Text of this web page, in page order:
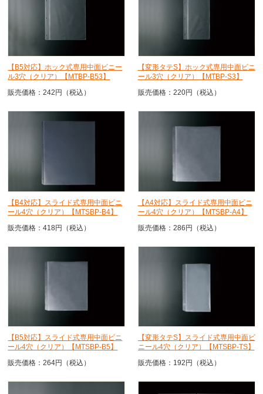
【B5対応】ホック式専用中面ビニー
ル3穴（クリア）【MTBP-B53】
販売価格：242円（税込）
【変形タテS】ホック式専用中面ビニ
ール3穴（クリア）【MTBP-S3】
販売価格：220円（税込）
【B4対応】スライド式専用中面ビニ
ール4穴（クリア）【MTSBP-B4】
販売価格：418円（税込）
【A4対応】スライド式専用中面ビニ
ール4穴（クリア）【MTSBP-A4】
販売価格：286円（税込）
【B5対応】スライド式専用中面ビニ
ール4穴（クリア）【MTSBP-B5】
販売価格：264円（税込）
【変形タテS】スライド式専用中面ビ
ニール4穴（クリア）【MTSBP-TS】
販売価格：192円（税込）